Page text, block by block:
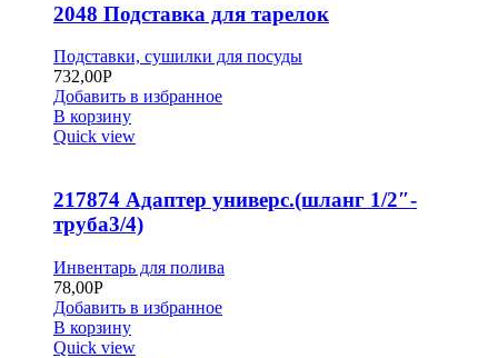
2048 Подставка для тарелок
Подставки, сушилки для посуды
732,00Р
Добавить в избранное
В корзину
Quick view
217874 Адаптер универс.(шланг 1/2″-
труба3/4)
Инвентарь для полива
78,00Р
Добавить в избранное
В корзину
Quick view